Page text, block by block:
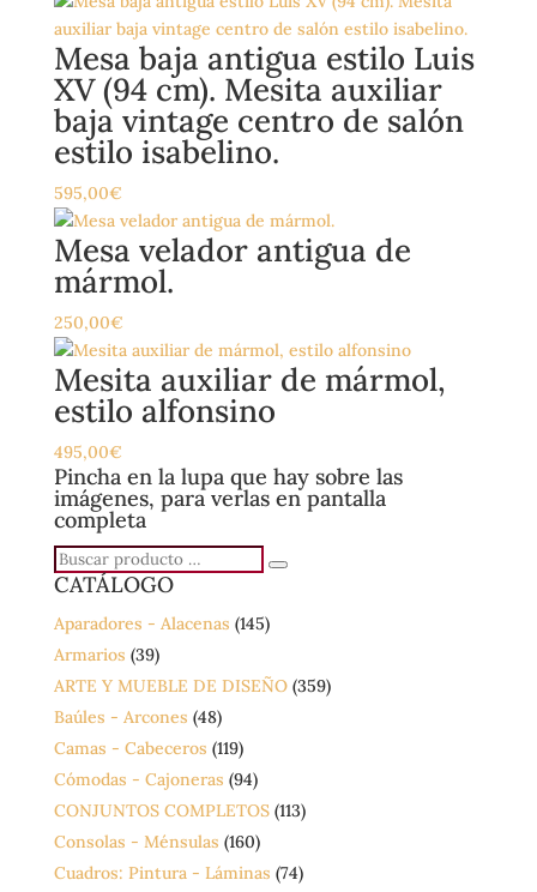
Mesa baja antigua estilo Luis
XV (94 cm). Mesita auxiliar
baja vintage centro de salón
estilo isabelino.
595,00€
Mesa velador antigua de
mármol.
250,00€
Mesita auxiliar de mármol,
estilo alfonsino
495,00€
Pincha en la lupa que hay sobre las
imágenes, para verlas en pantalla
completa
Buscar
producto
…
Buscar
CATÁLOGO
Aparadores - Alacenas (145)
Armarios (39)
ARTE Y MUEBLE DE DISEÑO (359)
Baúles - Arcones (48)
Camas - Cabeceros (119)
Cómodas - Cajoneras (94)
CONJUNTOS COMPLETOS (113)
Consolas - Ménsulas (160)
Cuadros: Pintura - Láminas (74)